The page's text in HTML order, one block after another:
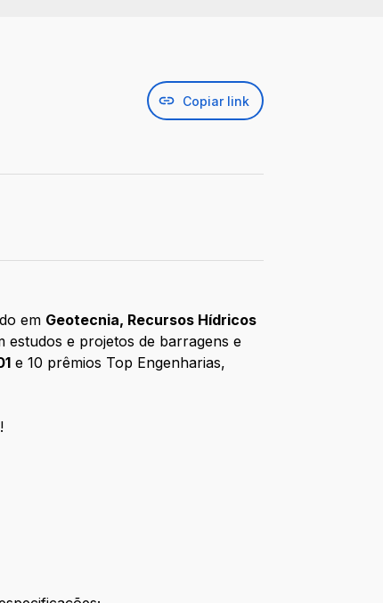
Copiar link
em Geotecnia, Recursos Hídricos
estudos e projetos de barragens e
e 10 prêmios Top Engenharias,